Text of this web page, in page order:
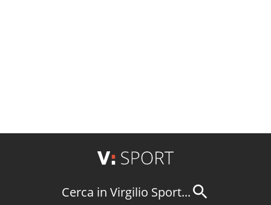
Cerca in Virgilio Sport...